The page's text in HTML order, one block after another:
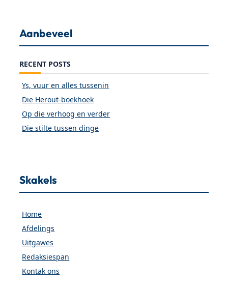
Aanbeveel
RECENT POSTS
Ys, vuur en alles tussenin
Die Herout-boekhoek
Op die verhoog en verder
Die stilte tussen dinge
Skakels
Home
Afdelings
Uitgawes
Redaksiespan
Kontak ons